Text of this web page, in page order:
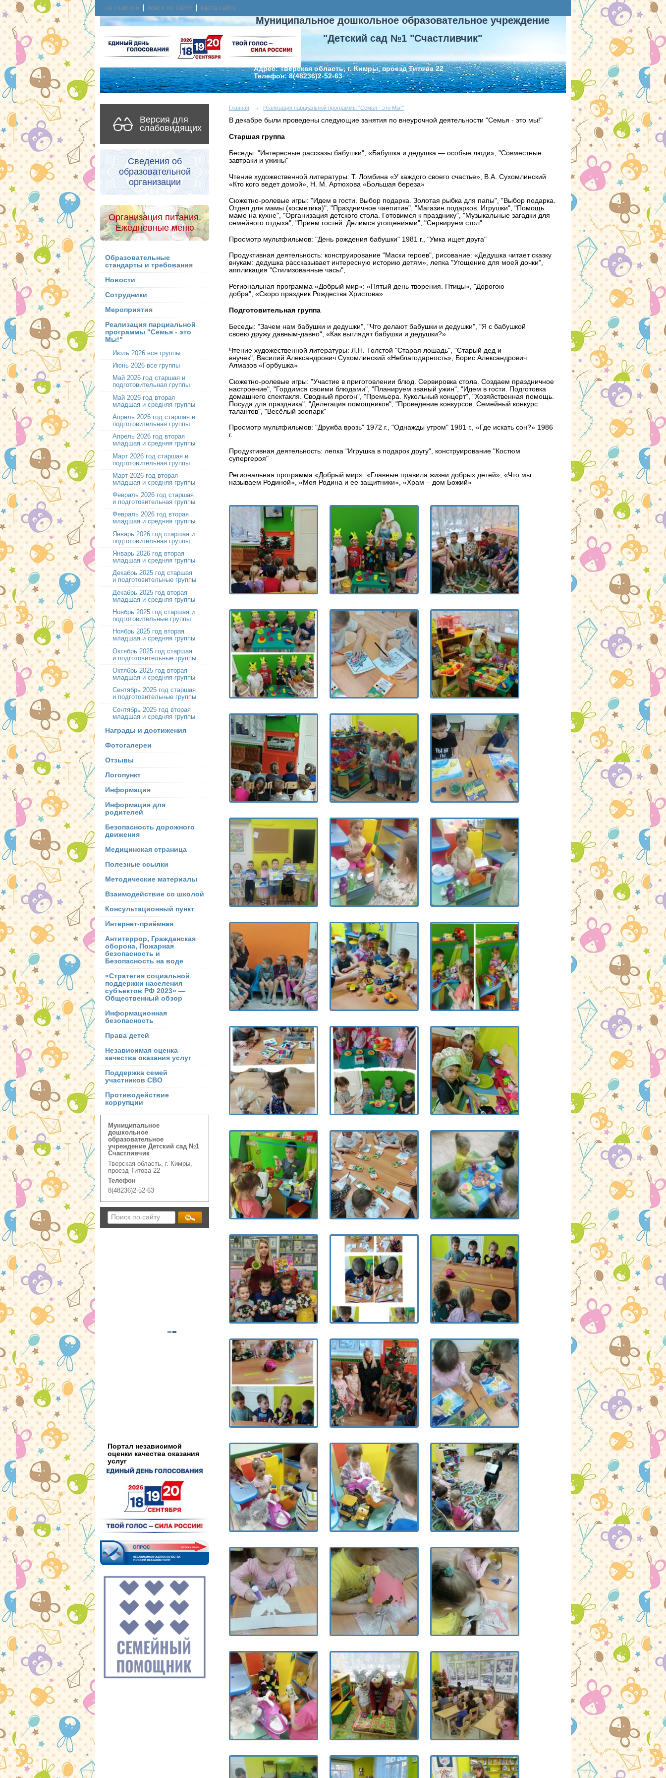
на главную поиск по сайту карта сайта
Муниципальное дошкольное образовательное учреждение
"Детский сад №1 "Счастливчик"
Адрес: Тверская область, г. Кимры, проезд Титова 22
Телефон: 8(48236)2-52-63
Версия для
слабовидящих
Сведения об
образовательной
организации
Организация питания.
Ежедневные меню
Образовательные
стандарты и требования
Новости
Сотрудники
Мероприятия
Реализация парциальной
программы "Семья - это
Мы!"
Июль 2026 все группы
Июнь 2026 все группы
Май 2026 год старшая и
подготовительная группы
Май 2026 год вторая
младшая и средняя группы
Апрель 2026 год старшая и
подготовительная группы
Апрель 2026 год вторая
младшая и средняя группы
Март 2026 год старшая и
подготовительная группы
Март 2026 год вторая
младшая и средняя группы
Февраль 2026 год старшая
и подготовительная группы
Февраль 2026 год вторая
младшая и средняя группы
Январь 2026 год старшая и
подготовительная группы
Январь 2026 год вторая
младшая и средняя группы
Декабрь 2025 год старшая
и подготовительные группы
Декабрь 2025 год вторая
младшая и средняя группы
Ноябрь 2025 год старшая и
подготовительные группы
Ноябрь 2025 год вторая
младшая и средняя группы
Октябрь 2025 год старшая
и подготовительные группы
Октябрь 2025 год вторая
младшая и средняя группы
Сентябрь 2025 год старшая
и подготовительные группы
Сентябрь 2025 год вторая
младшая и средняя группы
Награды и достижения
Фотогалереи
Отзывы
Логопункт
Информация
Информация для
родителей
Безопасность дорожного
движения
Медицинская страница
Полезные ссылки
Методические материалы
Взаимодействие со школой
Консультационный пункт
Интернет-приёмная
Антитеррор, Гражданская
оборона, Пожарная
безопасность и
Безопасность на воде
«Стратегия социальной
поддержки населения
субъектов РФ 2023» —
Общественный обзор
Информационная
безопасность
Права детей
Независимая оценка
качества оказания услуг
Поддержка семей
участников СВО
Противодействие
коррупции
Муниципальное
дошкольное
образовательное
учреждение Детский сад №1
Счастливчик
Тверская область, г. Кимры,
проезд Титова 22
Телефон
8(48236)2-52-63
Портал независимой
оценки качества оказания
услуг
Главная → Реализация парциальной программы "Семья - это Мы!"
В декабре были проведены следующие занятия по внеурочной деятельности "Семья - это мы!"
Старшая группа
Беседы: "Интересные рассказы бабушки", «Бабушка и дедушка — особые люди», "Совместные
завтраки и ужины"
Чтение художественной литературы: Т. Ломбина «У каждого своего счастье»,
В.А. Сухомлинский
«Кто кого ведет домой», Н. М. Артюхова «Большая береза»
Сюжетно-ролевые игры: "Идем в гости. Выбор подарка. Золотая рыбка для папы", "Выбор подарка.
Отдел для мамы (косметика)", "Праздничное чаепитие", "Магазин подарков. Игрушки", "Помощь
маме на кухне", "Организация детского стола. Готовимся к празднику", "Музыкальные загадки для
семейного отдыха", "Прием гостей. Делимся угощениями", "Сервируем стол"
Просмотр мультфильмов: "День рождения бабушки" 1981 г., "Умка ищет друга"
Продуктивная деятельность: конструирование "Маски героев", рисование: «Дедушка читает сказку
внукам: дедушка рассказывает интересную историю детям», лепка "Угощение для моей дочки",
аппликация "Стилизованные часы",
Региональная программа «Добрый мир»: «Пятый день творения. Птицы», "Дорогою
добра", «Скоро праздник Рождества Христова»
Подготовительная группа
Беседы: "Зачем нам бабушки и дедушки", "Что делают бабушки и дедушки", "Я с бабушкой
своею дружу давным-давно", «Как выглядят бабушки и дедушки?»
Чтение художественной литературы: Л.Н. Толстой "Старая лошадь", "Старый дед и
внучек", Василий Александрович Сухомлинский «Неблагодарность», Борис Александрович
Алмазов «Горбушка»
Сюжетно-ролевые игры: "Участие в приготовлении блюд. Сервировка стола. Создаем праздничное
настроение", "Гордимся своими блюдами", "Планируем званый ужин", "Идем в гости. Подготовка
домашнего спектакля. Сводный прогон", "Премьера. Кукольный концерт", "Хозяйственная помощь.
Посуда для праздника", "Делегация помощников", "Проведение конкурсов. Семейный конкурс
талантов", "Весёлый зоопарк"
Просмотр мультфильмов: "Дружба врозь" 1972 г., "Однажды утром" 1981 г., «Где искать сон?» 1986
г.
Продуктивная деятельность: лепка "Игрушка в подарок другу", конструирование "Костюм
супергероя"
Региональная программа «Добрый мир»: «Главные правила жизни добрых детей», «Что мы
называем Родиной», «Моя Родина и ее защитники», «Храм – дом Божий»